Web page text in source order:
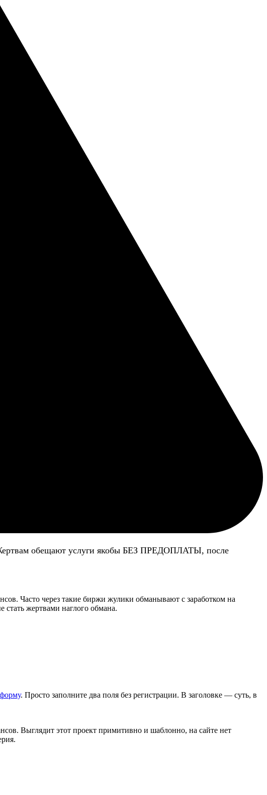
Жертвам обещают услуги якобы БЕЗ ПРЕДОПЛАТЫ, после
Часто через такие биржи жулики обманывают с заработком на
жертвами наглого обмана.
. Просто заполните два поля без регистрации. В заголовке — суть, в
Выглядит этот проект примитивно и шаблонно, на сайте нет